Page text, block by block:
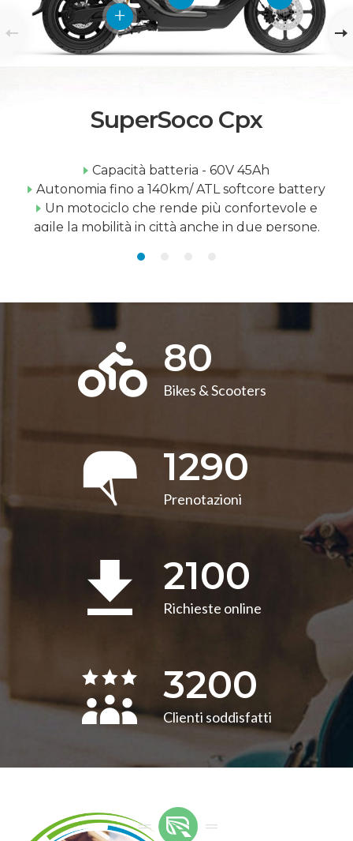
SuperSoco Cpx
Capacità batteria - 60V 45Ah
Autonomia fino a 140km/ ATL softcore battery
Un motociclo che rende più confortevole e
agile la mobilità in città anche in due persone.
80
Bikes & Scooters
1290
Prenotazioni
2100
Richieste online
3200
Clienti soddisfatti